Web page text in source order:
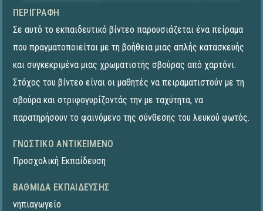
ΠΕΡΙΓΡΑΦΉ
Σε αυτό το εκπαιδευτικό βίντεο παρουσιάζεται ένα πείραμα
που πραγματοποιείται με τη βοήθεια μιας απλής κατασκευής
και συγκεκριμένα μιας χρωματιστής σβούρας από χαρτόνι.
Στόχος του βίντεο είναι οι μαθητές να πειραματιστούν με τη
σβούρα και στριφογυρίζοντάς την με ταχύτητα, να
παρατηρήσουν το φαινόμενο της σύνθεσης του λευκού φωτός.
ΓΝΩΣΤΙΚΌ ΑΝΤΙΚΕΊΜΕΝΟ
Προσχολική Εκπαίδευση
ΒΑΘΜΊΔΑ ΕΚΠΑΊΔΕΥΣΗΣ
νηπιαγωγείο